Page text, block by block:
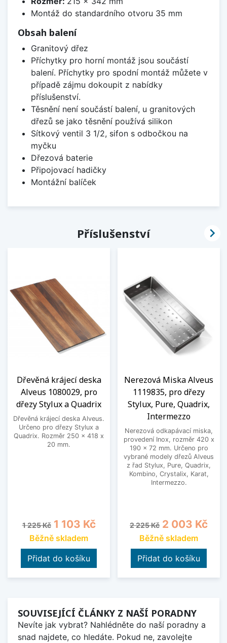
Montáž do standardního otvoru 35 mm
Obsah balení
Granitový dřez
Příchytky pro horní montáž jsou součástí
balení. Příchytky pro spodní montáž můžete v
případě zájmu dokoupit z nabídky
příslušenství.
Těsnění není součástí balení, u granitových
dřezů se jako těsnění používá silikon
Sítkový ventil 3 1/2, sifon s odbočkou na
myčku
Dřezová baterie
Připojovací hadičky
Montážní balíček
Příslušenství
Dřevěná krájecí deska
Alveus 1080029, pro
dřezy Stylux a Quadrix
Dřevěná krájecí deska Alveus.
Určeno pro dřezy Stylux a
Quadrix. Rozměr 250 x 418 x
20 mm.
Běžná cena
1 225 Kč Cena
1 103 Kč
Běžně skladem
Přidat do košíku
Nerezová Miska Alveus
1119835, pro dřezy
Stylux, Pure, Quadrix,
Intermezzo
Nerezová odkapávací miska,
provedení Inox, rozměr 420 x
190 x 72 mm. Určeno pro
vybrané modely dřezů Alveus
z řad Stylux, Pure, Quadrix,
Kombino, Crystalix, Karat,
Intermezzo.
Běžná cena
2 225 Kč Cena
2 003 Kč
Běžně skladem
Přidat do košíku

SOUVISEJÍCÍ ČLÁNKY Z NAŠÍ PORADNY
Nevíte jak vybrat? Nahlédněte do naší poradny a
snad najdete, co hledáte. Pokud ne, zavolejte